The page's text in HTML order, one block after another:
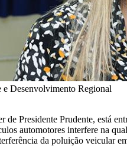
e Desenvolvimento Regional
de Presidente Prudente, está
automotores interfere na
da poluição veicular